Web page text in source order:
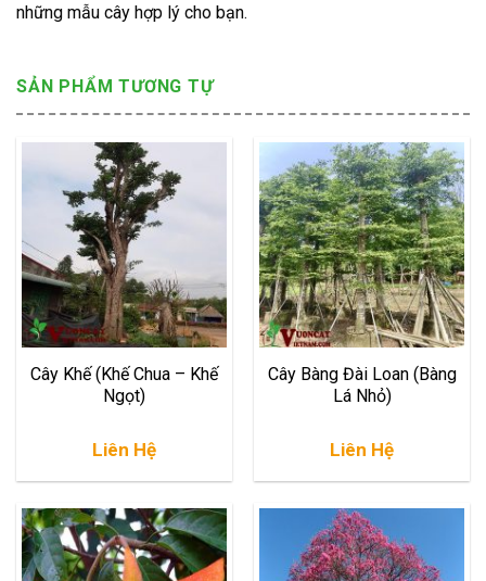
những mẫu cây hợp lý cho bạn.
SẢN PHẨM TƯƠNG TỰ
Cây Khế (Khế Chua – Khế
Ngọt)
Liên Hệ
Cây Bàng Đài Loan (Bàng
Lá Nhỏ)
Liên Hệ